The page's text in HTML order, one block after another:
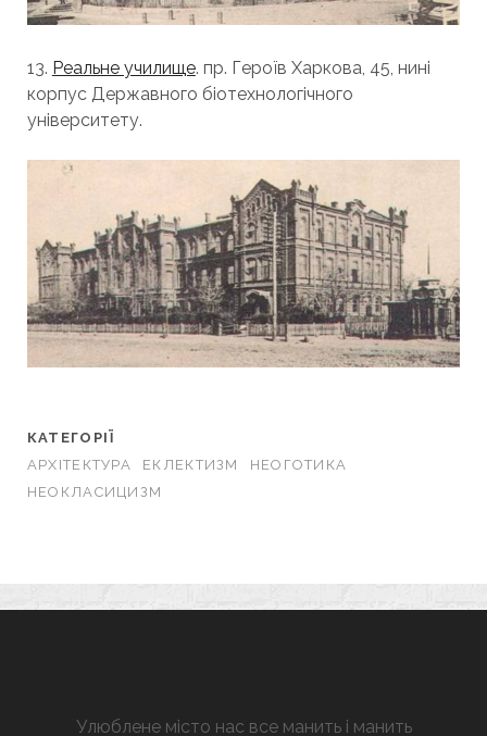
13. Реальне училище. пр. Героїв Харкова, 45, нині
корпус Державного біотехнологічного
університету.
КАТЕГОРІЇ
АРХІТЕКТУРА
ЕКЛЕКТИЗМ
НЕОГОТИКА
НЕОКЛАСИЦИЗМ
Улюблене місто нас все манить і манить